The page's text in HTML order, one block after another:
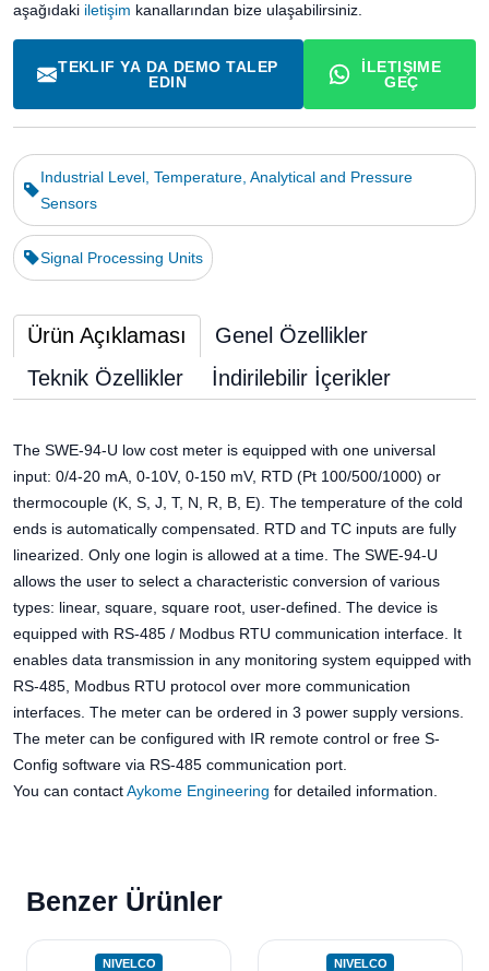
aşağıdaki iletişim kanallarından bize ulaşabilirsiniz.
TEKLIF YA DA DEMO TALEP
EDIN
İLETIŞIME
GEÇ
Industrial Level, Temperature, Analytical and Pressure
Sensors
Signal Processing Units
Ürün Açıklaması
Genel Özellikler
Teknik Özellikler
İndirilebilir İçerikler
The SWE-94-U low cost meter is equipped with one universal
input: 0/4-20 mA, 0-10V, 0-150 mV, RTD (Pt 100/500/1000) or
thermocouple (K, S, J, T, N, R, B, E). The temperature of the cold
ends is automatically compensated. RTD and TC inputs are fully
linearized. Only one login is allowed at a time. The SWE-94-U
allows the user to select a characteristic conversion of various
types: linear, square, square root, user-defined. The device is
equipped with RS-485 / Modbus RTU communication interface. It
enables data transmission in any monitoring system equipped with
RS-485, Modbus RTU protocol over more communication
interfaces. The meter can be ordered in 3 power supply versions.
The meter can be configured with IR remote control or free S-
Config software via RS-485 communication port.
You can contactAykome Engineering for detailed information.
Benzer Ürünler
NIVELCO NIVELCO